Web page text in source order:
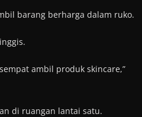
barang berharga dalam ruko.
ambil produk skincare,”
di ruangan lantai satu.